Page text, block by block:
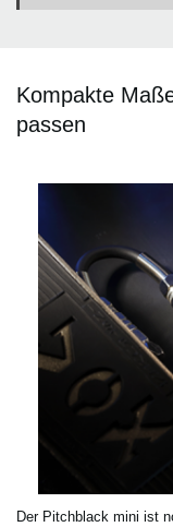
Kompakte
passen
Der Pitchblack mini ist